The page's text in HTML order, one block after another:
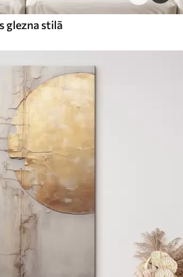
glezna stilā